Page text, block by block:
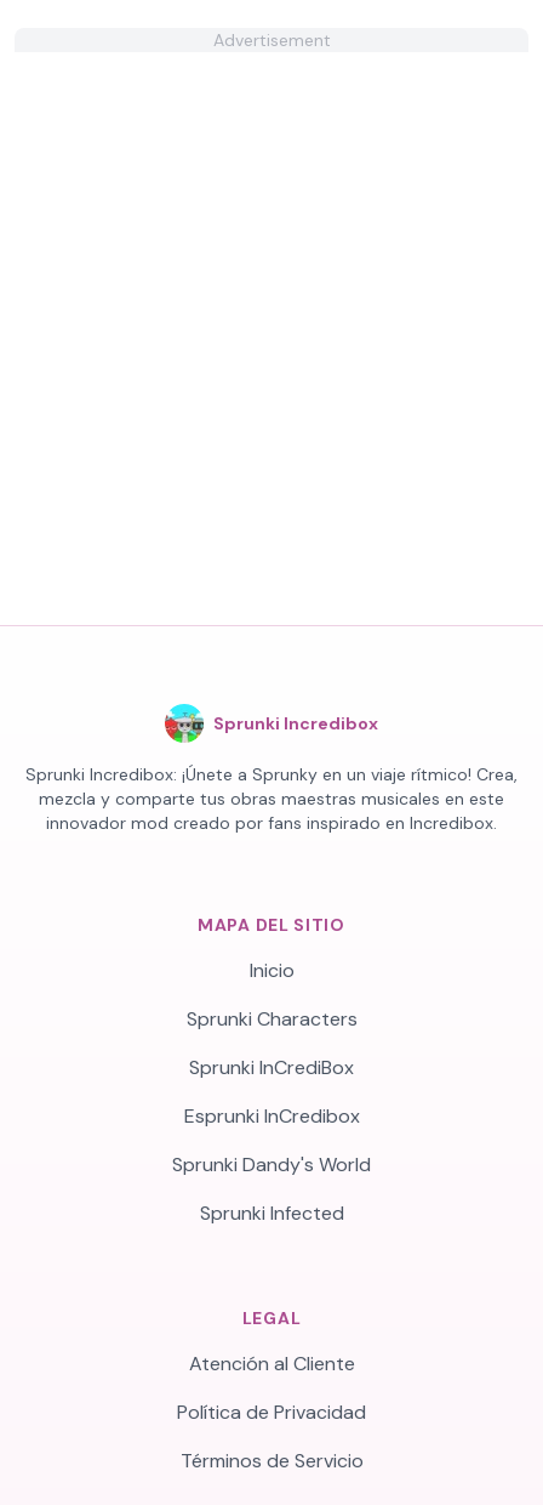
Advertisement
Sprunki Incredibox
Sprunki Incredibox: ¡Únete a Sprunky en un viaje rítmico! Crea,
mezcla y comparte tus obras maestras musicales en este
innovador mod creado por fans inspirado en Incredibox.
MAPA DEL SITIO
Inicio
Sprunki Characters
Sprunki InCrediBox
Esprunki InCredibox
Sprunki Dandy's World
Sprunki Infected
LEGAL
Atención al Cliente
Política de Privacidad
Términos de Servicio